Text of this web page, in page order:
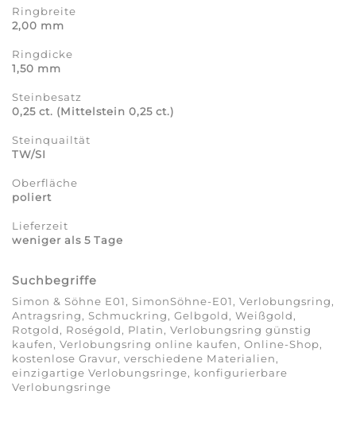
Ringbreite
2,00 mm
Ringdicke
1,50 mm
Steinbesatz
0,25 ct. (Mittelstein 0,25 ct.)
Steinquailtät
TW/SI
Oberfläche
poliert
Lieferzeit
weniger als 5 Tage
Suchbegriffe
Simon & Söhne E01, SimonSöhne-E01, Verlobungsring,
Antragsring, Schmuckring, Gelbgold, Weißgold,
Rotgold, Roségold, Platin, Verlobungsring günstig
kaufen, Verlobungsring online kaufen, Online-Shop,
kostenlose Gravur, verschiedene Materialien,
einzigartige Verlobungsringe, konfigurierbare
Verlobungsringe